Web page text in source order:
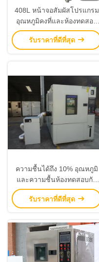
408L หน้าจอสัมผัสโปรแกรม
อุณหภูมิคงที่และห้องทดสอบ
ความชื้น
รับราคาที่ดีที่สุด
ความชื้นได้ถึง 10% อุณหภูมิ
และความชื้นห้องทดสอบกับ
เครื่องลดความชื้น
รับราคาที่ดีที่สุด